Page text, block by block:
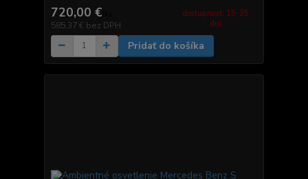
720,00 €
585,37 € bez DPH
dostupnosť: 15-25
dní
Pridať do košíka